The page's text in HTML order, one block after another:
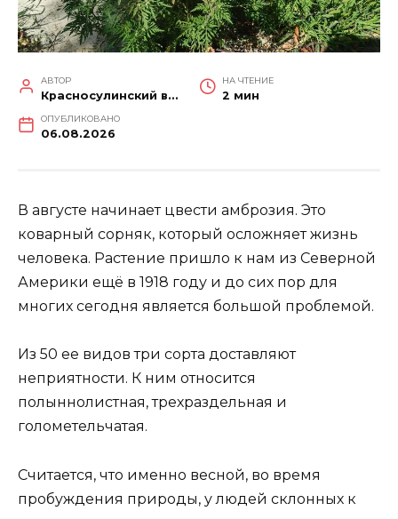
АВТОР
Красносулинский вестник
НА ЧТЕНИЕ
2 мин
ОПУБЛИКОВАНО
06.08.2026
В августе начинает цвести амброзия. Это
коварный сорняк, который осложняет жизнь
человека. Растение пришло к нам из Северной
Америки ещё в 1918 году и до сих пор для
многих сегодня является большой проблемой.
Из 50 ее видов три сорта доставляют
неприятности. К ним относится
полыннолистная, трехраздельная и
голометельчатая.
Считается, что именно весной, во время
пробуждения природы, у людей склонных к